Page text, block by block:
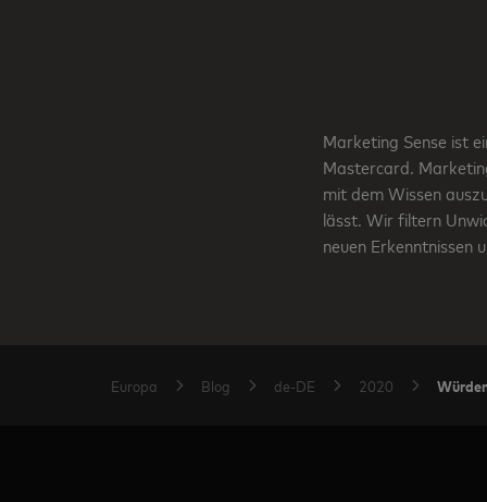
Marketing Sense ist
Mastercard.
mit dem Wissen
lässt. Wir filtern
neuen Erkenntnissen
Europa Blog de-DE 2020